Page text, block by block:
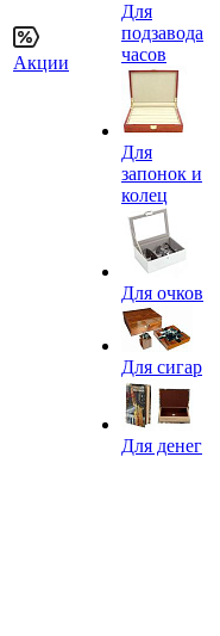
Акции
Для
подзавода
часов
Для
запонок и
колец
Для очков
Для сигар
Для денег